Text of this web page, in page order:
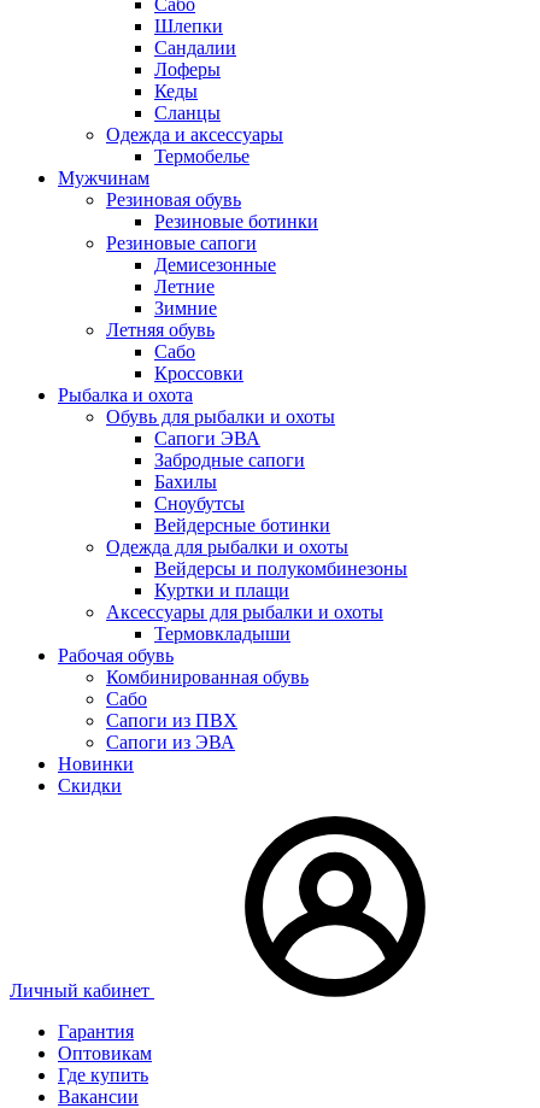
Сабо
Шлепки
Сандалии
Лоферы
Кеды
Сланцы
Одежда и аксессуары
Термобелье
Мужчинам
Резиновая обувь
Резиновые ботинки
Резиновые сапоги
Демисезонные
Летние
Зимние
Летняя обувь
Сабо
Кроссовки
Рыбалка и охота
Обувь для рыбалки и охоты
Сапоги ЭВА
Забродные сапоги
Бахилы
Сноубутсы
Вейдерсные ботинки
Одежда для рыбалки и охоты
Вейдерсы и полукомбинезоны
Куртки и плащи
Аксессуары для рыбалки и охоты
Термовкладыши
Рабочая обувь
Комбинированная обувь
Сабо
Сапоги из ПВХ
Сапоги из ЭВА
Новинки
Скидки
Личный кабинет
Гарантия
Оптовикам
Где купить
Вакансии